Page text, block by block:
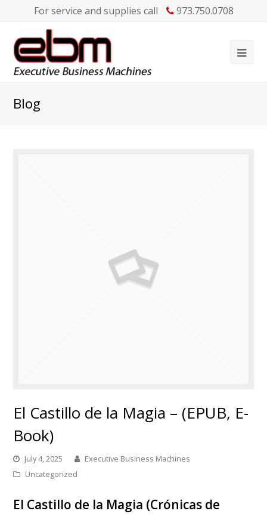
For service and supplies call 973.750.0708
Blog
El Castillo de la Magia – (EPUB, E-
Book)
July 4, 2025
Executive Business Machines
Uncategorized
El Castillo de la Magia (Crónicas de